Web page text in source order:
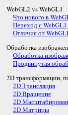
WebGL2 vs WebGL1
Что нового в
Переход с
Отличия от
Обработка
Обработка
Продвинутая
2D трансформации,
2D Трансляция
2D Вращение
2D
2D Матрицы